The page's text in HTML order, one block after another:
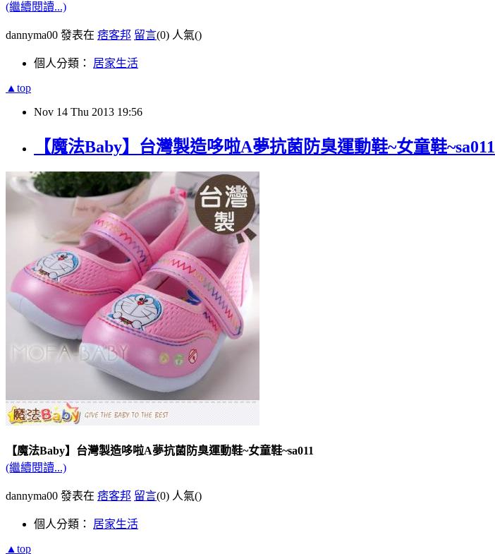
(繼續閱讀...)
dannyma00 發表在 痞客邦 留言(0) 人氣()
個人分類： 居家生活
▲top
Nov 14 Thu 2013 19:56
【魔法Baby】台灣製造哆啦A夢抗菌防臭運動鞋~女童鞋~sa011
【魔法Baby】台灣製造哆啦A夢抗菌防臭運動鞋~女童鞋~sa011
(繼續閱讀...)
dannyma00 發表在 痞客邦 留言(0) 人氣()
個人分類： 居家生活
▲top